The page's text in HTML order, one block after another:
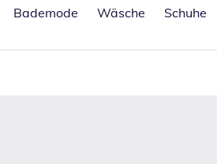
Bademode Wäsche Schuhe